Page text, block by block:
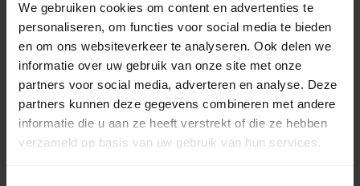
We gebruiken cookies om content en advertenties te
personaliseren, om functies voor social media te bieden
en om ons websiteverkeer te analyseren. Ook delen we
informatie over uw gebruik van onze site met onze
partners voor social media, adverteren en analyse. Deze
partners kunnen deze gegevens combineren met andere
informatie die u aan ze heeft verstrekt of die ze hebben
verzameld op basis van uw gebruik van hun services.
Available every day from 10:00 to 20:00 via chat,
telephone or email
PRODUCT DESCRIPTION